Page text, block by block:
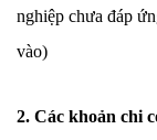
nghiệp chưa đáp
vào)
2. Các khoản chi